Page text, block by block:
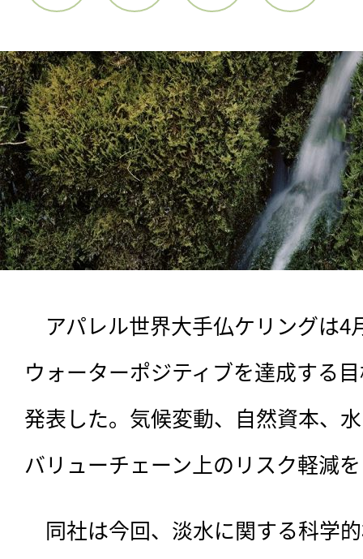
アパレル世界大手仏ケリングは4
ウォーターポジティブを達成する
発表した。気候変動、自然資本、
バリューチェーン上のリスク軽減
同社は今回、 淡水に関する科学